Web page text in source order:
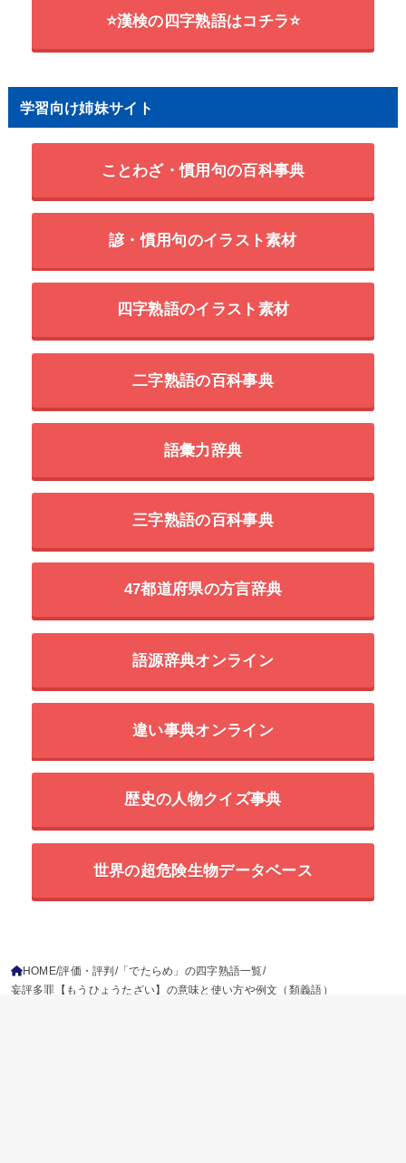
⭐漢検の四字熟語はコチラ⭐
学習向け姉妹サイト
ことわざ・慣用句の百科事典
諺・慣用句のイラスト素材
四字熟語のイラスト素材
二字熟語の百科事典
語彙力辞典
三字熟語の百科事典
47都道府県の方言辞典
語源辞典オンライン
違い事典オンライン
歴史の人物クイズ事典
世界の超危険生物データベース
HOME 評価・評判 「でたらめ」の四字熟語一覧
妄評多罪【もうひょうたざい】の意味と使い方や例文（類義語）